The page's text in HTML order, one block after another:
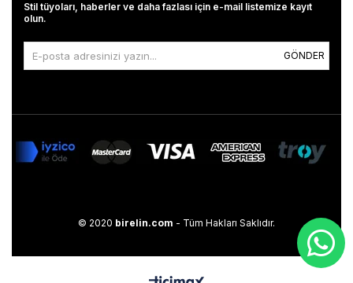
Stil tüyoları, haberler ve daha fazlası için e-mail listemize kayıt
olun.
GÖNDER
© 2020 birelin.com - Tüm Hakları Saklıdır.